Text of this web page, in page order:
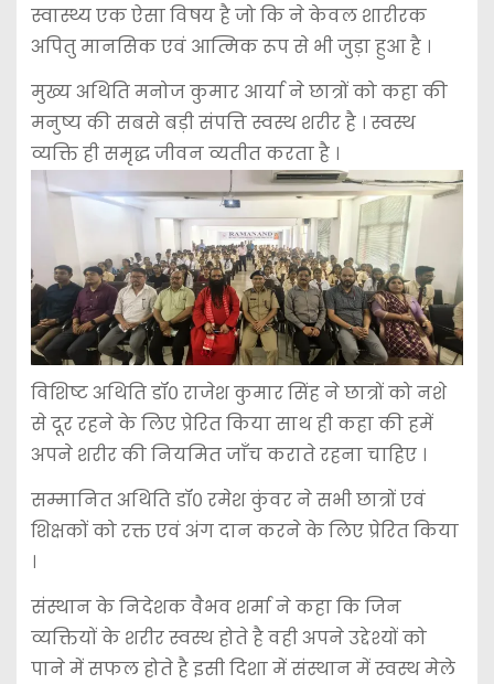
स्वास्थ्य एक ऐसा विषय है जो कि ने केवल शारीरक
अपितु मानसिक एवं आत्मिक रूप से भी जुड़ा हुआ है ।
मुख्य अथिति मनोज कुमार आर्या ने छात्रों को कहा की
मनुष्य की सबसे बड़ी संपत्ति स्वस्थ शरीर है । स्वस्थ
व्यक्ति ही समृद्ध जीवन व्यतीत करता है ।
विशिष्ट अथिति डॉ० राजेश कुमार सिंह ने छात्रों को नशे
से दूर रहने के लिए प्रेरित किया साथ ही कहा की हमें
अपने शरीर की नियमित जाँच कराते रहना चाहिए ।
सम्मानित अथिति डॉ० रमेश कुंवर ने सभी छात्रों एवं
शिक्षकों को रक्त एवं अंग दान करने के लिए प्रेरित किया
।
संस्थान के निदेशक वैभव शर्मा ने कहा कि जिन
व्यक्तियों के शरीर स्वस्थ होते है वही अपने उद्देश्यों को
पाने में सफल होते है इसी दिशा में संस्थान में स्वस्थ मेले